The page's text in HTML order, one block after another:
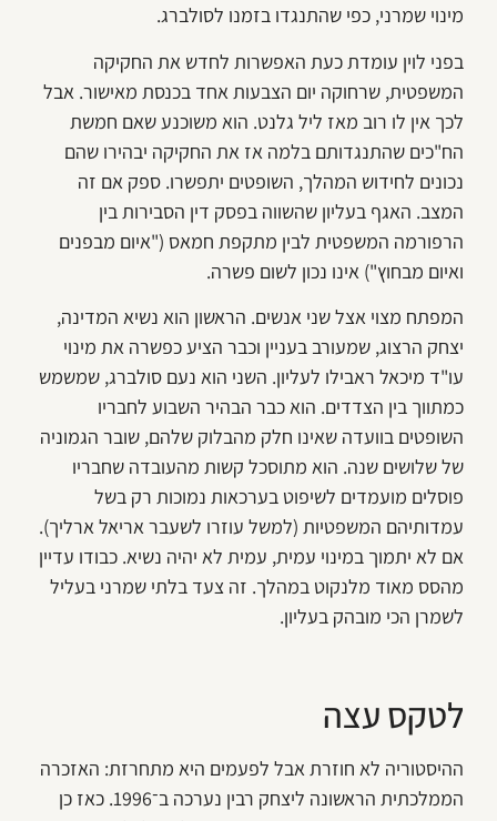
מינוי שמרני, כפי שהתנגדו בזמנו לסולברג.
בפני לוין עומדת כעת האפשרות לחדש את החקיקה
המשפטית, שרחוקה יום הצבעות אחד בכנסת מאישור. אבל
לכך אין לו רוב מאז ליל גלנט. הוא משוכנע שאם חמשת
הח"כים שהתנגדותם בלמה אז את החקיקה יבהירו שהם
נכונים לחידוש המהלך, השופטים יתפשרו. ספק אם זה
המצב. האגף בעליון שהשווה בפסק דין הסבירות בין
הרפורמה המשפטית לבין מתקפת חמאס ("איום מבפנים
ואיום מבחוץ") אינו נכון לשום פשרה.
המפתח מצוי אצל שני אנשים. הראשון הוא נשיא המדינה,
יצחק הרצוג, שמעורב בעניין וכבר הציע כפשרה את מינוי
עו"ד מיכאל ראבילו לעליון. השני הוא נעם סולברג, שמשמש
כמתווך בין הצדדים. הוא כבר הבהיר השבוע לחבריו
השופטים בוועדה שאינו חלק מהבלוק שלהם, שובר הגמוניה
של שלושים שנה. הוא מתוסכל קשות מהעובדה שחבריו
פוסלים מועמדים לשיפוט בערכאות נמוכות רק בשל
עמדותיהם המשפטיות (למשל עוזרו לשעבר אריאל ארליך).
אם לא יתמוך במינוי עמית, עמית לא יהיה נשיא. כבודו עדיין
מהסס מאוד מלנקוט במהלך. זה צעד בלתי שמרני בעליל
לשמרן הכי מובהק בעליון.
לטקס עצה
ההיסטוריה לא חוזרת אבל לפעמים היא מתחרזת: האזכרה
הממלכתית הראשונה ליצחק רבין נערכה ב־1996. כאז כן